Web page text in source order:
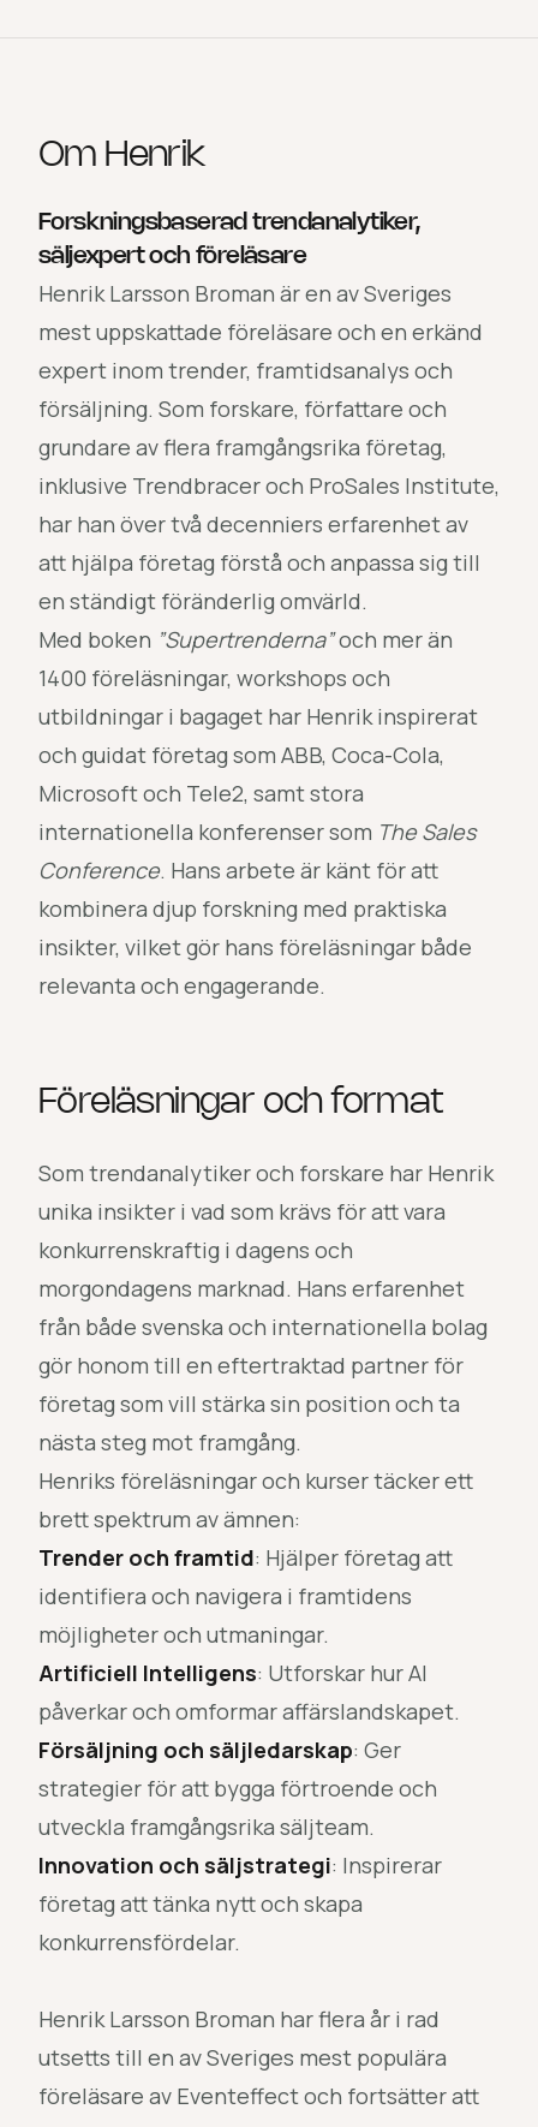
Om Henrik
Forskningsbaserad trendanalytiker,
säljexpert och föreläsare
Henrik Larsson Broman är en av Sveriges
mest uppskattade föreläsare och en erkänd
expert inom trender, framtidsanalys och
försäljning. Som forskare, författare och
grundare av flera framgångsrika företag,
inklusive Trendbracer och ProSales Institute,
har han över två decenniers erfarenhet av
att hjälpa företag förstå och anpassa sig till
en ständigt föränderlig omvärld.
Med boken ”Supertrenderna”och mer än
1400 föreläsningar, workshops och
utbildningar i bagaget har Henrik inspirerat
och guidat företag som ABB, Coca-Cola,
Microsoft och Tele2, samt stora
internationella konferenser som The Sales
Conference. Hans arbete är känt för att
kombinera djup forskning med praktiska
insikter, vilket gör hans föreläsningar både
relevanta och engagerande.
Föreläsningar och format
Som trendanalytiker och forskare har Henrik
unika insikter i vad som krävs för att vara
konkurrenskraftig i dagens och
morgondagens marknad. Hans erfarenhet
från både svenska och internationella bolag
gör honom till en eftertraktad partner för
företag som vill stärka sin position och ta
nästa steg mot framgång.
Henriks föreläsningar och kurser täcker ett
brett spektrum av ämnen:
Trender och framtid: Hjälper företag att
identifiera och navigera i framtidens
möjligheter och utmaningar.
Artificiell Intelligens: Utforskar hur AI
påverkar och omformar affärslandskapet.
Försäljning och säljledarskap: Ger
strategier för att bygga förtroende och
utveckla framgångsrika säljteam.
Innovation och säljstrategi: Inspirerar
företag att tänka nytt och skapa
konkurrensfördelar.
Henrik Larsson Broman har flera år i rad
utsetts till en av Sveriges mest populära
föreläsare av Eventeffect och fortsätter att